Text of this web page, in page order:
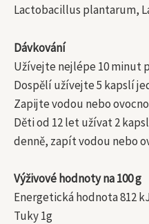
Lactobacillus plantarum,
Dávkování
Užívejte nejlépe 10 minut
Dospělí užívejte 5 kapslí
Zapijte vodou nebo
Děti od 12 let užívat 2
denně, zapít vodou nebo
Výživové hodnoty na 100 g
Energetická hodnota 812
Tuky 1g